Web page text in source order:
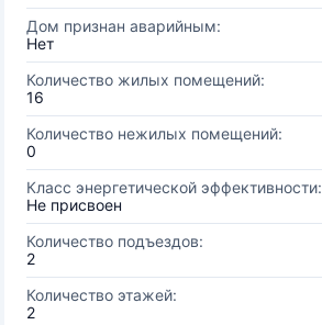
Дом признан аварийным:
Нет
Количество жилых помещений:
16
Количество нежилых помещений:
0
Класс энергетической эффективности:
Не присвоен
Количество подъездов:
2
Количество этажей:
2